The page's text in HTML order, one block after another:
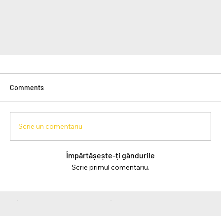
Comments
Scrie un comentariu
Împărtășește-ți gândurile
Scrie primul comentariu.